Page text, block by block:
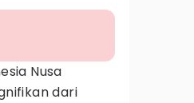
Nusa
dari